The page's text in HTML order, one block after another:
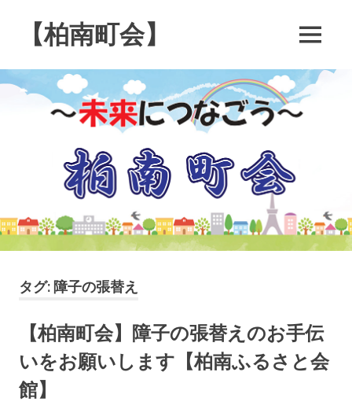
ン
ツ
【柏南町会】
井
会
で
MENU
タグ: 障子の張替え
【柏南町会】障子の張替えのお手伝
いをお願いします【柏南ふるさと会
館】